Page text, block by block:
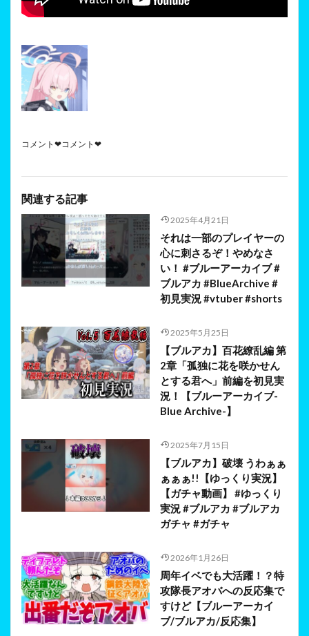
コメント❤コメント❤
関連する記事
2025年4月21日
それは一部のプレイヤーの
心に刺さるぞ！やめなさ
い！ #ブルーアーカイブ #
ブルアカ #BlueArchive #
初見実況 #vtuber #shorts
2025年5月25日
【ブルアカ】百花繚乱編 第
2章「孤独に花を咲かせん
とする君へ」前編を初見実
況！【ブルーアーカイブ-
Blue Archive-】
2025年7月15日
【ブルアカ】破壊 うわぁぁ
ぁぁぁ!!【ゆっくり実況】
【ガチャ動画】 #ゆっくり
実況 #ブルアカ #ブルアカ
ガチャ #ガチャ
2026年1月26日
周年イベでも大活躍！？特
攻隊長アオバへの反応集で
すけど【ブルーアーカイ
ブ/ブルアカ/反応集】